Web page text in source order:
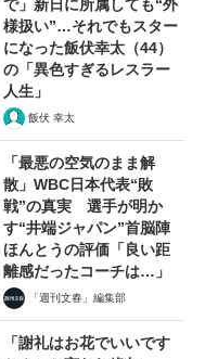
で」新日に所属しても“外
様扱い”…それでもスター
になった飯伏幸太（44）
の「異色すぎるレスラー
人生」
飯伏 幸太
「最悪の空気のまま解
散」WBC日本代表“敗
戦”の真実 選手が明か
す“井端ジャパン”首脳陣
ほんとうの評価「良い距
離感だったコーチは…」
「週刊文春」編集部
「謝礼はお花でいいです